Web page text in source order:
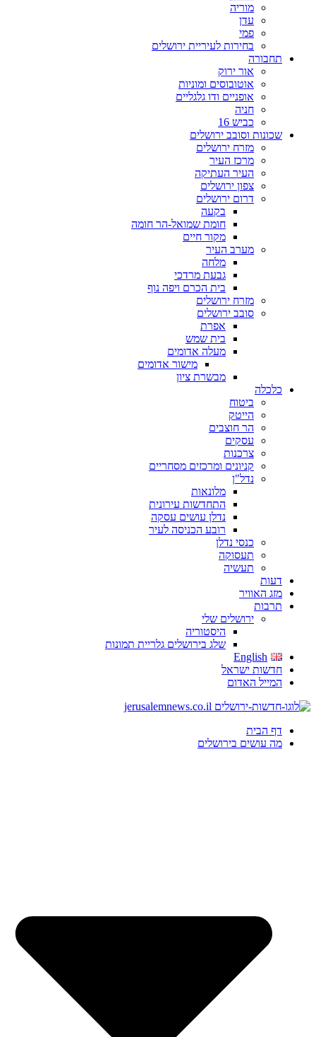
מוריה
עדן
פמי
בחירות לעיריית ירושלים
תחבורה
אור ירוק
אוטובוסים ומוניות
אופניים ודו גלגליים
חניה
כביש 16
שכונות וסובב ירושלים
מזרח ירושלים
מרכז העיר
העיר העתיקה
צפון ירושלים
דרום ירושלים
בקעה
חומת שמואל-הר חומה
מקור חיים
מערב העיר
מלחה
גבעת מרדכי
בית הכרם ויפה נוף
מזרח ירושלים
סובב ירושלים
אפרת
בית שמש
מעלה אדומים
מישור אדומים
מבשרת ציון
כלכלה
ביטוח
הייטק
הר חוצבים
עסקים
צרכנות
קניונים ומרכזים מסחריים
נדל"ן
מלונאות
התחדשות עירונית
נדלן עושים עסקה
רובע הכניסה לעיר
כנסי נדלן
תעסוקה
תעשיה
דעות
מזג האוויר
תרבות
ירושלים שלי
היסטוריה
שלג בירושלים גלריית תמונות
English
חדשות ישראל
המייל האדום
דף הבית
מה עושים בירושלים